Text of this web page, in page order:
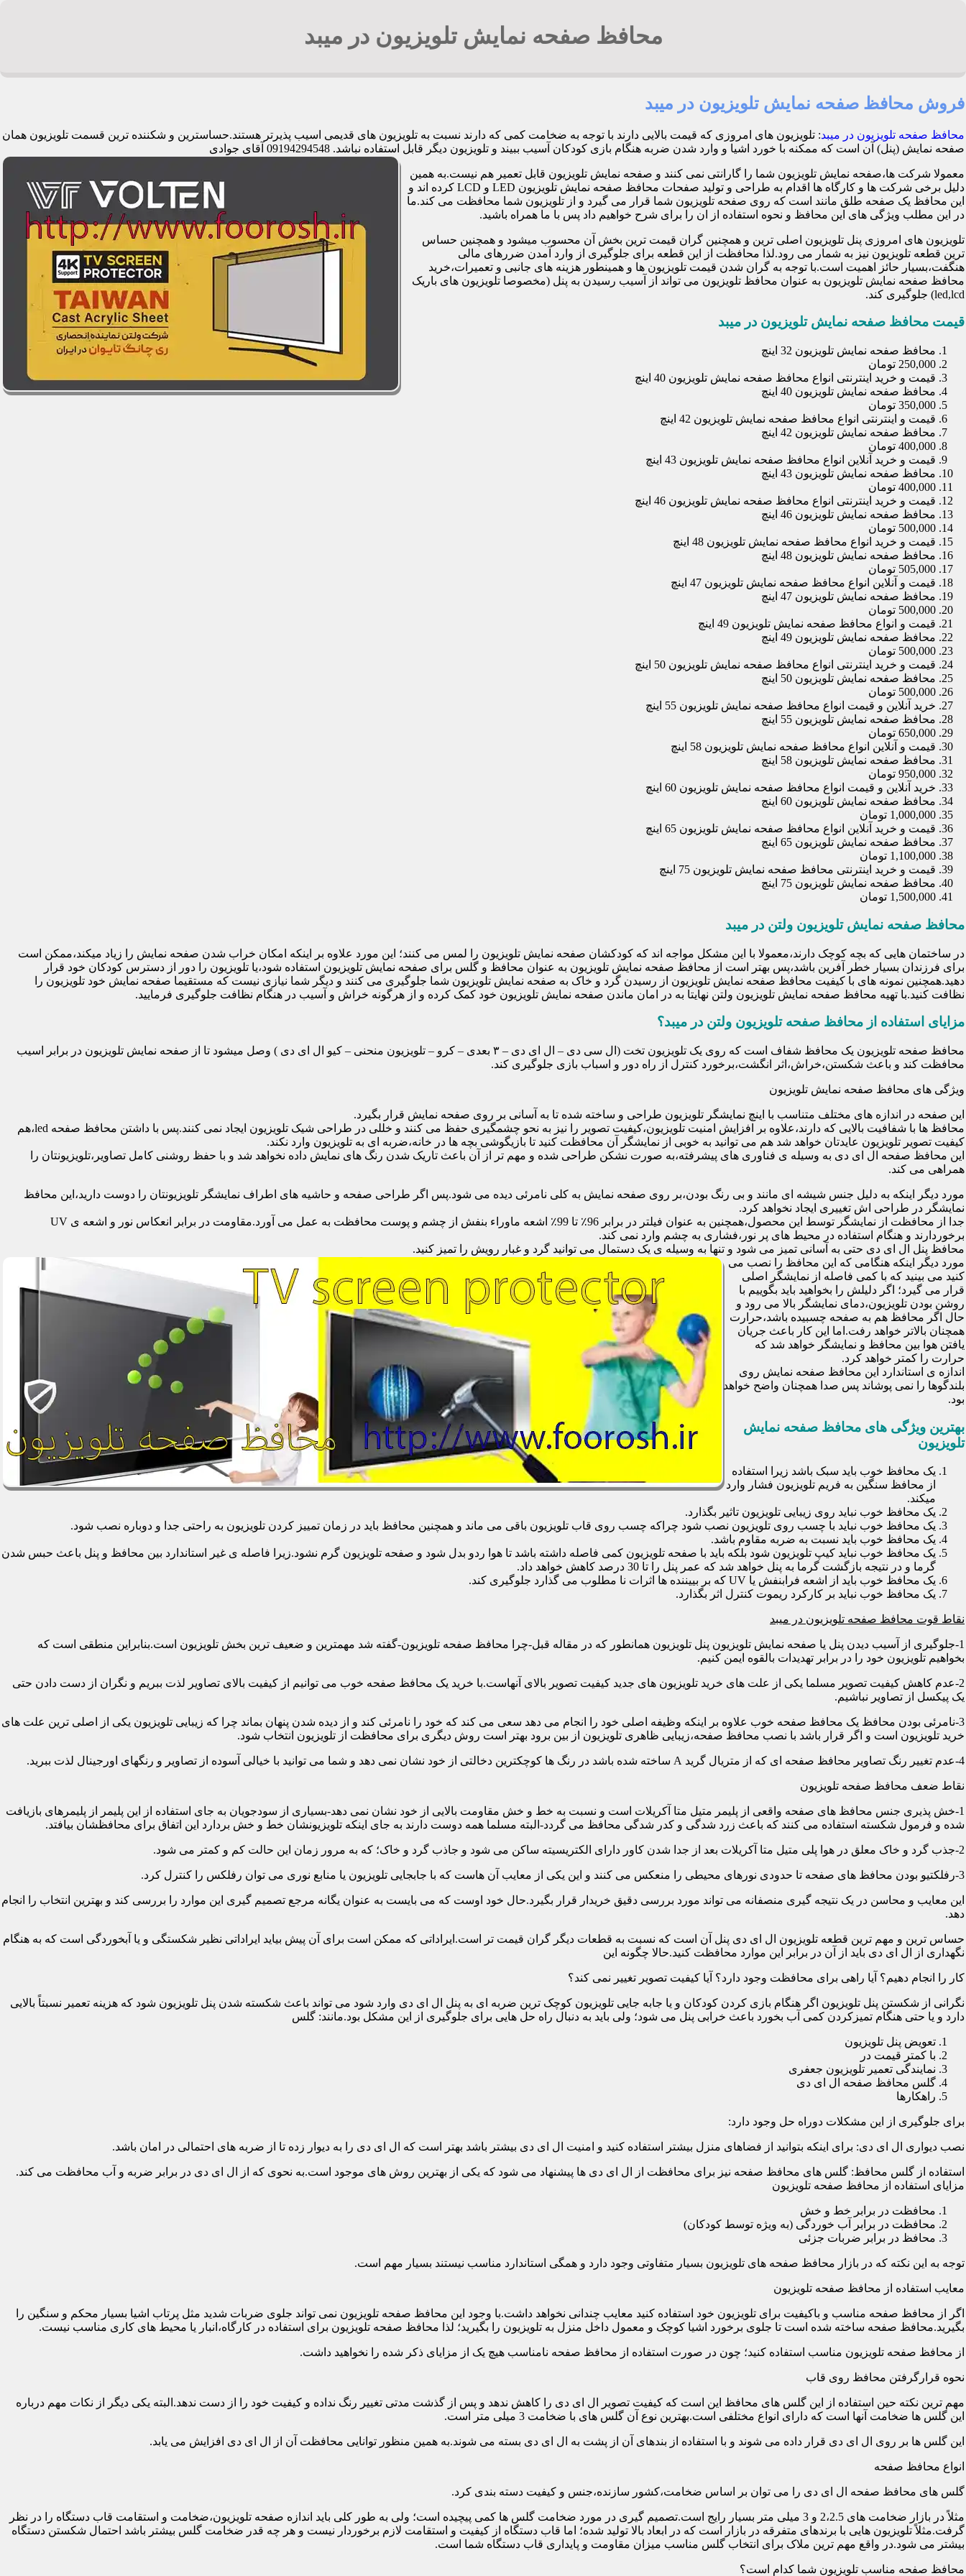
محافظ صفحه نمایش تلویزیون در میبد
فروش محافظ صفحه نمایش تلویزیون در میبد
محافظ صفحه تلویزیون در میبد: تلویزیون های امروزی که قیمت بالایی دارند با توجه به ضخامت کمی که دارند نسبت به تلویزیون های قدیمی اسیب پذیرتر هستند.حساسترین و شکننده ترین قسمت تلویزیون همان
صفحه نمایش (پنل) آن است که ممکنه با خورد اشیا و وارد شدن ضربه هنگام بازی کودکان آسیب ببیند و تلویزیون دیگر قابل استفاده نباشد. 09194294548 آقای جوادی
معمولا شرکت ها،صفحه نمایش تلویزیون شما را گارانتی نمی کنند و صفحه نمایش تلویزیون قابل تعمیر هم نیست.به همین
دلیل برخی شرکت ها و کارگاه ها اقدام به طراحی و تولید صفحات محافظ صفحه نمایش تلویزیون LED و LCD کرده اند و
این محافظ یک صفحه طلق مانند است که روی صفحه تلویزیون شما قرار می گیرد و از تلویزیون شما محافظت می کند.ما
در این مطلب ویژگی های این محافظ و نحوه استفاده از ان را برای شرح خواهیم داد پس با ما همراه باشید.
تلویزیون های امروزی پنل تلویزیون اصلی ترین و همچنین گران قیمت ترین بخش آن محسوب میشود و همچنین حساس
ترین قطعه تلویزیون نیز به شمار می رود.لذا محافظت از این قطعه برای جلوگیری از وارد آمدن ضررهای مالی
هنگفت،بسیار حائز اهمیت است.با توجه به گران شدن قیمت تلویزیون ها و همینطور هزینه های جانبی و تعمیرات،خرید
محافظ صفحه نمایش تلویزیون به عنوان محافظ تلویزیون می تواند از آسیب رسیدن به پنل (مخصوصا تلویزیون های باریک
led,lcd) جلوگیری کند.
قیمت محافظ صفحه نمایش تلویزیون در میبد
محافظ صفحه نمایش تلویزیون 32 اینچ
250,000 تومان
قیمت و خرید اینترنتی انواع محافظ صفحه نمایش تلویزیون 40 اینچ
محافظ صفحه نمایش تلویزیون 40 اینچ
350,000 تومان
قیمت و اینترنتی انواع محافظ صفحه نمایش تلویزیون 42 اینچ
محافظ صفحه نمایش تلویزیون 42 اینچ
400,000 تومان
قیمت و خرید آنلاین انواع محافظ صفحه نمایش تلویزیون 43 اینچ
محافظ صفحه نمایش تلویزیون 43 اینچ
400,000 تومان
قیمت و خرید اینترنتی انواع محافظ صفحه نمایش تلویزیون 46 اینچ
محافظ صفحه نمایش تلویزیون 46 اینچ
500,000 تومان
قیمت و خرید انواع محافظ صفحه نمایش تلویزیون 48 اینچ
محافظ صفحه نمایش تلویزیون 48 اینچ
505,000 تومان
قیمت و آنلاین انواع محافظ صفحه نمایش تلویزیون 47 اینچ
محافظ صفحه نمایش تلویزیون 47 اینچ
500,000 تومان
قیمت و انواع محافظ صفحه نمایش تلویزیون 49 اینچ
محافظ صفحه نمایش تلویزیون 49 اینچ
500,000 تومان
قیمت و خرید اینترنتی انواع محافظ صفحه نمایش تلویزیون 50 اینچ
محافظ صفحه نمایش تلویزیون 50 اینچ
500,000 تومان
خرید آنلاین و قیمت انواع محافظ صفحه نمایش تلویزیون 55 اینچ
محافظ صفحه نمایش تلویزیون 55 اینچ
650,000 تومان
قیمت و آنلاین انواع محافظ صفحه نمایش تلویزیون 58 اینچ
محافظ صفحه نمایش تلویزیون 58 اینچ
950,000 تومان
خرید آنلاین و قیمت انواع محافظ صفحه نمایش تلویزیون 60 اینچ
محافظ صفحه نمایش تلویزیون 60 اینچ
1,000,000 تومان
قیمت و خرید آنلاین انواع محافظ صفحه نمایش تلویزیون 65 اینچ
محافظ صفحه نمایش تلویزیون 65 اینچ
1,100,000 تومان
قیمت و خرید اینترنتی محافظ صفحه نمایش تلویزیون 75 اینچ
محافظ صفحه نمایش تلویزیون 75 اینچ
1,500,000 تومان
محافظ صفحه نمایش تلویزیون ولتن در میبد
در ساختمان هایی که بچه کوچک دارند،معمولا با این مشکل مواجه اند که کودکشان صفحه نمایش تلویزیون را لمس می کنند؛ این مورد علاوه بر اینکه امکان خراب شدن صفحه نمایش را زیاد میکند،ممکن است
برای فرزندان بسیار خطر آفرین باشد،پس بهتر است از محافظ صفحه نمایش تلویزیون به عنوان محافظ و گلس برای صفحه نمایش تلویزیون استفاده شود،یا تلویزیون را دور از دسترس کودکان خود قرار
دهید.همچنین نمونه های با کیفیت محافظ صفحه نمایش تلویزیون از رسیدن گرد و خاک به صفحه نمایش تلویزیون شما جلوگیری می کنند و دیگر شما نیازی نیست که مستقیما صفحه نمایش خود تلویزیون را
نظافت کنید.با تهیه محافظ صفحه نمایش تلویزیون ولتن نهایتا به در امان ماندن صفحه نمایش تلویزیون خود کمک کرده و از هرگونه خراش و آسیب در هنگام نظافت جلوگیری فرمایید.
مزایای استفاده از محافظ صفحه تلویزیون ولتن در میبد؟
محافظ صفحه تلویزیون یک محافظ شفاف است که روی یک تلویزیون تخت (ال سی دی – ال ای دی – ۳ بعدی – کرو – تلویزیون منحنی – کیو ال ای دی ) وصل میشود تا از صفحه نمایش تلویزیون در برابر اسیب
محافظت کند و باعث شکستن،خراش،اثر انگشت،برخورد کنترل از راه دور و اسباب بازی جلوگیری کند.
ویژگی های محافظ صفحه نمایش تلویزیون
این صفحه در اندازه های مختلف متناسب با اینچ نمایشگر تلویزیون طراحی و ساخته شده تا به آسانی بر روی صفحه نمایش قرار بگیرد.
محافظ ها با شفافیت بالایی که دارند،علاوه بر افزایش امنیت تلویزیون،کیفیت تصویر را نیز به نحو چشمگیری حفظ می کنند و خللی در طراحی شیک تلویزیون ایجاد نمی کنند.پس با داشتن محافظ صفحه led،هم
کیفیت تصویر تلویزیون عایدتان خواهد شد هم می توانید به خوبی از نمایشگر آن محافظت کنید تا بازیگوشی بچه ها در خانه،ضربه ای به تلویزیون وارد نکند.
این محافظ صفحه ال ای دی به وسیله ی فناوری های پیشرفته،به صورت نشکن طراحی شده و مهم تر از آن باعث تاریک شدن رنگ های نمایش داده نخواهد شد و با حفظ روشنی کامل تصاویر،تلویزیونتان را
همراهی می کند.
مورد دیگر اینکه به دلیل جنس شیشه ای مانند و بی رنگ بودن،بر روی صفحه نمایش به کلی نامرئی دیده می شود.پس اگر طراحی صفحه و حاشیه های اطراف نمایشگر تلویزیونتان را دوست دارید،این محافظ
نمایشگر در طراحی اش تغییری ایجاد نخواهد کرد.
جدا از محافظت از نمایشگر توسط این محصول،همچنین به عنوان فیلتر در برابر 96٪ تا 99٪ اشعه ماوراء بنفش از چشم و پوست محافظت به عمل می آورد.مقاومت در برابر انعکاس نور و اشعه ی UV
برخوردارند و هنگام استفاده در محیط های پر نور،فشاری به چشم وارد نمی کند.
محافظ پنل ال ای دی حتی به آسانی تمیز می شود و تنها به وسیله ی یک دستمال می توانید گرد و غبار رویش را تمیز کنید.
مورد دیگر اینکه هنگامی که این محافظ را نصب می
کنید می بینید که با کمی فاصله از نمایشگر اصلی
قرار می گیرد؛ اگر دلیلش را بخواهید باید بگوییم با
روشن بودن تلویزیون،دمای نمایشگر بالا می رود و
حال اگر محافظ هم به صفحه چسبیده باشد،حرارت
همچنان بالاتر خواهد رفت.اما این کار باعث جریان
یافتن هوا بین محافظ و نمایشگر خواهد شد که
حرارت را کمتر خواهد کرد.
اندازه ی استاندارد این محافظ صفحه نمایش روی
بلندگوها را نمی پوشاند پس صدا همچنان واضح خواهد
بود.
بهترین ویژگی های محافظ صفحه نمایش
تلویزیون
یک محافظ خوب باید سبک باشد زیرا استفاده
از محافظ سنگین به فریم تلویزیون فشار وارد
میکند.
یک محافظ خوب نباید روی زیبایی تلویزیون تاثیر بگذارد.
یک محافظ خوب نباید با چسب روی تلویزیون نصب شود چراکه چسب روی قاب تلویزیون باقی می ماند و همچنین محافظ باید در زمان تمییز کردن تلویزیون به راحتی جدا و دوباره نصب شود.
یک محافظ خوب باید نسبت به ضربه مقاوم باشد.
یک محافظ خوب نباید کیپ تلویزیون شود بلکه باید با صفحه تلویزیون کمی فاصله داشته باشد تا هوا ردو بدل شود و صفحه تلویزیون گرم نشود.زیرا فاصله ی غیر استاندارد بین محافظ و پنل باعث حبس شدن
گرما و در نتیجه بازگشت گرما به پنل خواهد شد که عمر پنل را تا 30 درصد کاهش خواهد داد.
یک محافظ خوب باید از اشعه فرابنفش یا UV که بر بییننده ها اثرات نا مطلوب می گذارد جلوگیری کند.
یک محافظ خوب نباید بر کارکرد ریموت کنترل اثر بگذارد.
نقاط قوت محافظ صفحه تلویزیون در میبد
1-جلوگیری از آسیب دیدن پنل یا صفحه نمایش تلویزیون پنل تلویزیون همانطور که در مقاله قبل-چرا محافظ صفحه تلویزیون-گفته شد مهمترین و ضعیف ترین بخش تلویزیون است.بنابراین منطقی است که
بخواهیم تلویزیون خود را در برابر تهدیدات بالقوه ایمن کنیم.
2-عدم کاهش کیفیت تصویر مسلما یکی از علت های خرید تلویزیون های جدید کیفیت تصویر بالای آنهاست.با خرید یک محافظ صفحه خوب می توانیم از کیفیت بالای تصاویر لذت ببریم و نگران از دست دادن حتی
یک پیکسل از تصاویر نباشیم.
3-نامرئی بودن محافظ یک محافظ صفحه خوب علاوه بر اینکه وظیفه اصلی خود را انجام می دهد سعی می کند که خود را نامرئی کند و از دیده شدن پنهان بماند چرا که زیبایی تلویزیون یکی از اصلی ترین علت های
خرید تلویزیون است و اگر قرار باشد با نصب محافظ صفحه،زیبایی ظاهری تلویزیون از بین برود بهتر است روش دیگری برای محافظت از تلویزیون انتخاب شود.
4-عدم تغییر رنگ تصاویر محافظ صفحه ای که از متریال گرید A ساخته شده باشد در رنگ ها کوچکترین دخالتی از خود نشان نمی دهد و شما می توانید با خیالی آسوده از تصاویر و رنگهای اورجینال لذت ببرید.
نقاط ضعف محافظ صفحه تلویزیون
1-خش پذیری جنس محافظ های صفحه واقعی از پلیمر متیل متا آکریلات است و نسبت به خط و خش مقاومت بالایی از خود نشان نمی دهد-بسیاری از سودجویان به جای استفاده از این پلیمر از پلیمرهای بازیافت
شده و فرمول شکسته استفاده می کنند که باعث زرد شدگی و کدر شدگی محافظ می گردد-البته مسلما همه دوست دارند به جای اینکه تلویزیونشان خط و خش بردارد این اتفاق برای محافظشان بیافتد.
2-جذب گرد و خاک معلق در هوا پلی متیل متا آکریلات بعد از جدا شدن کاور دارای الکتریسیته ساکن می شود و جاذب گرد و خاک؛ که به مرور زمان این حالت کم و کمتر می شود.
3-رفلکتیو بودن محافظ های صفحه تا حدودی نورهای محیطی را منعکس می کنند و این یکی از معایب آن هاست که با جابجایی تلویزیون یا منابع نوری می توان رفلکس را کنترل کرد.
این معایب و محاسن در یک نتیجه گیری منصفانه می تواند مورد بررسی دقیق خریدار قرار بگیرد.حال خود اوست که می بایست به عنوان یگانه مرجع تصمیم گیری این موارد را بررسی کند و بهترین انتخاب را انجام
دهد.
حساس ترین و مهم ترین قطعه تلویزیون ال ای دی پنل آن است که نسبت به قطعات دیگر گران قیمت تر است.ایراداتی که ممکن است برای آن پیش بیاید ایراداتی نظیر شکستگی و یا آبخوردگی است که به هنگام
نگهداری از ال ای دی باید از آن در برابر این موارد محافظت کنید.حالا چگونه این
کار را انجام دهیم؟ آیا راهی برای محافظت وجود دارد؟ آیا کیفیت تصویر تغییر نمی کند؟
نگرانی از شکستن پنل تلویزیون اگر هنگام بازی کردن کودکان و یا جابه جایی تلویزیون کوچک ترین ضربه ای به پنل ال ای دی وارد شود می تواند باعث شکسته شدن پنل تلویزیون شود که هزینه تعمیر نسبتاً بالایی
دارد و یا حتی هنگام تمیزکردن کمی آب بخورد باعث خرابی پنل می شود؛ ولی باید به دنبال راه حل هایی برای جلوگیری از این مشکل بود.مانند: گلس
تعویض پنل تلویزیون
با کمتر قیمت در
نمایندگی تعمیر تلویزیون جعفری
گلس محافظ صفحه ال ای دی
راهکارها
برای جلوگیری از این مشکلات دوراه حل وجود دارد:
نصب دیواری ال ای دی: برای اینکه بتوانید از فضاهای منزل بیشتر استفاده کنید و امنیت ال ای دی بیشتر باشد بهتر است که ال ای دی را به دیوار زده تا از ضربه های احتمالی در امان باشد.
استفاده از گلس محافظ: گلس های محافظ صفحه نیز برای محافظت از ال ای دی ها پیشنهاد می شود که یکی از بهترین روش های موجود است.به نحوی که از ال ای دی در برابر ضربه و آب محافظت می کند.
مزایای استفاده از محافظ صفحه تلویزیون
محافظت در برابر خط و خش
محافظت در برابر آب خوردگی (به ویژه توسط کودکان)
محافظ در برابر ضربات جزئی
توجه به این نکته که در بازار محافظ صفحه های تلویزیون بسیار متفاوتی وجود دارد و همگی استاندارد مناسب نیستند بسیار مهم است.
معایب استفاده از محافظ صفحه تلویزیون
اگر از محافظ صفحه مناسب و باکیفیت برای تلویزیون خود استفاده کنید معایب چندانی نخواهد داشت.با وجود این محافظ صفحه تلویزیون نمی تواند جلوی ضربات شدید مثل پرتاب اشیا بسیار محکم و سنگین را
بگیرید.محافظ صفحه ساخته شده است تا جلوی برخورد اشیا کوچک و معمول داخل منزل به تلویزیون را بگیرید؛ لذا محافظ صفحه تلویزیون برای استفاده در کارگاه،انبار یا محیط های کاری مناسب نیست.
از محافظ صفحه تلویزیون مناسب استفاده کنید؛ چون در صورت استفاده از محافظ صفحه نامناسب هیچ یک از مزایای ذکر شده را نخواهید داشت.
نحوه قرارگرفتن محافظ روی قاب
مهم ترین نکته حین استفاده از این گلس های محافظ این است که کیفیت تصویر ال ای دی را کاهش ندهد و پس از گذشت مدتی تغییر رنگ نداده و کیفیت خود را از دست ندهد.البته یکی دیگر از نکات مهم درباره
این گلس ها ضخامت آنها است که دارای انواع مختلفی است.بهترین نوع آن گلس های با ضخامت 3 میلی متر است.
این گلس ها بر روی ال ای دی قرار داده می شوند و با استفاده از بندهای آن از پشت به ال ای دی بسته می شوند.به همین منظور توانایی محافظت آن از ال ای دی افزایش می یابد.
انواع محافظ صفحه
گلس های محافظ صفحه ال ای دی را می توان بر اساس ضخامت،کشور سازنده،جنس و کیفیت دسته بندی کرد.
مثلاً در بازار ضخامت های 2،2.5 و 3 میلی متر بسیار رایج است.تصمیم گیری در مورد ضخامت گلس ها کمی پیچیده است؛ ولی به طور کلی باید اندازه صفحه تلویزیون،ضخامت و استقامت قاب دستگاه را در نظر
گرفت.مثلاً تلویزیون هایی با برندهای متفرقه در بازار است که در ابعاد بالا تولید شده؛ اما قاب دستگاه از کیفیت و استقامت لازم برخوردار نیست و هر چه قدر ضخامت گلس بیشتر باشد احتمال شکستن دستگاه
بیشتر می شود.در واقع مهم ترین ملاک برای انتخاب گلس مناسب میزان مقاومت و پایداری قاب دستگاه شما است.
محافظ صفحه مناسب تلویزیون شما کدام است؟